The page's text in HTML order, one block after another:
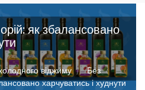
як збалансовано
віджиму // Без
харчуватись і худнути